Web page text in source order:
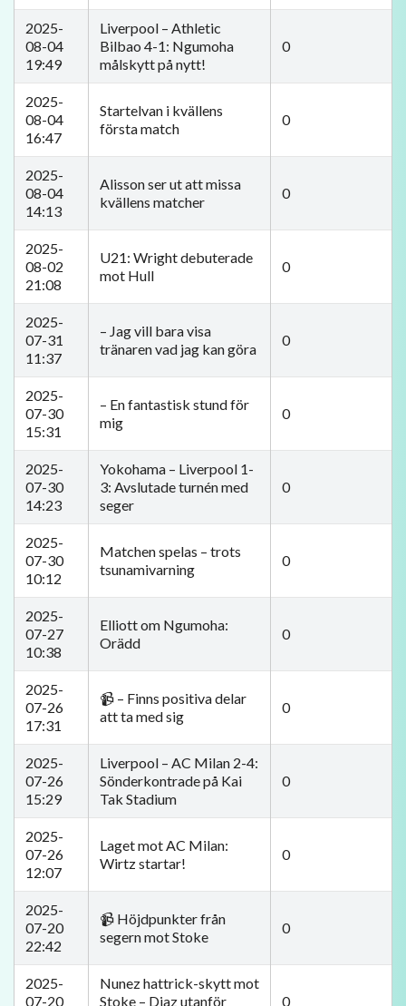
2025-
08-04
19:49
Liverpool – Athletic
Bilbao 4-1: Ngumoha
målskytt på nytt!
0
2025-
08-04
16:47
Startelvan i kvällens
första match
0
2025-
08-04
14:13
Alisson ser ut att missa
kvällens matcher
0
2025-
08-02
21:08
U21: Wright debuterade
mot Hull
0
2025-
07-31
11:37
– Jag vill bara visa
tränaren vad jag kan göra
0
2025-
07-30
15:31
– En fantastisk stund för
mig
0
2025-
07-30
14:23
Yokohama – Liverpool 1-
3: Avslutade turnén med
seger
0
2025-
07-30
10:12
Matchen spelas – trots
tsunamivarning
0
2025-
07-27
10:38
Elliott om Ngumoha:
Orädd
0
2025-
07-26
17:31
📹 – Finns positiva delar
att ta med sig
0
2025-
07-26
15:29
Liverpool – AC Milan 2-4:
Sönderkontrade på Kai
Tak Stadium
0
2025-
07-26
12:07
Laget mot AC Milan:
Wirtz startar!
0
2025-
07-20
22:42
📹 Höjdpunkter från
segern mot Stoke
0
2025-
07-20
Nunez hattrick-skytt mot
Stoke – Diaz utanför
0